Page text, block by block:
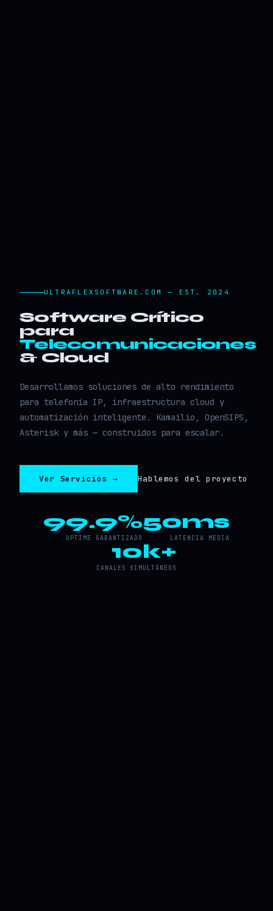
ULTRAFLEXSOFTWARE.COM — EST. 2024
Software Crítico
para
Telecomunicaciones
& Cloud
Desarrollamos soluciones de alto rendimiento
para telefonía IP, infraestructura cloud y
automatización inteligente. Kamailio, OpenSIPS,
Asterisk y más — construidos para escalar.
Ver Servicios → Hablemos del proyecto
99.9%
UPTIME GARANTIZADO
50ms
LATENCIA MEDIA
10k+
CANALES SIMULTÁNEOS